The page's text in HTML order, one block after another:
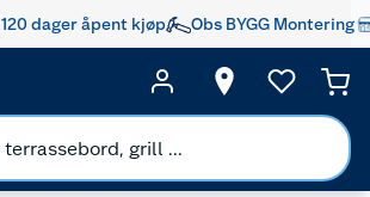
120 dager åpent kjøp Obs BYGG Montering